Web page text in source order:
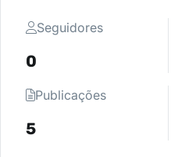
Seguidores
0
Publicações
5